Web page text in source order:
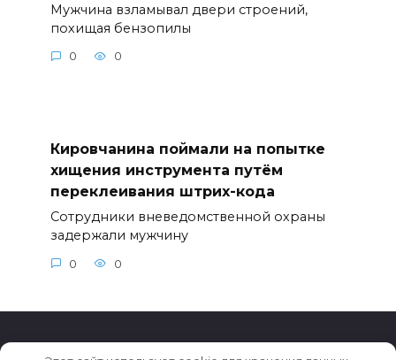
Мужчина взламывал двери строений,
похищая бензопилы
0 0
Кировчанина поймали на попытке
хищения инструмента путём
переклеивания штрих-кода
Сотрудники вневедомственной охраны
задержали мужчину
0 0